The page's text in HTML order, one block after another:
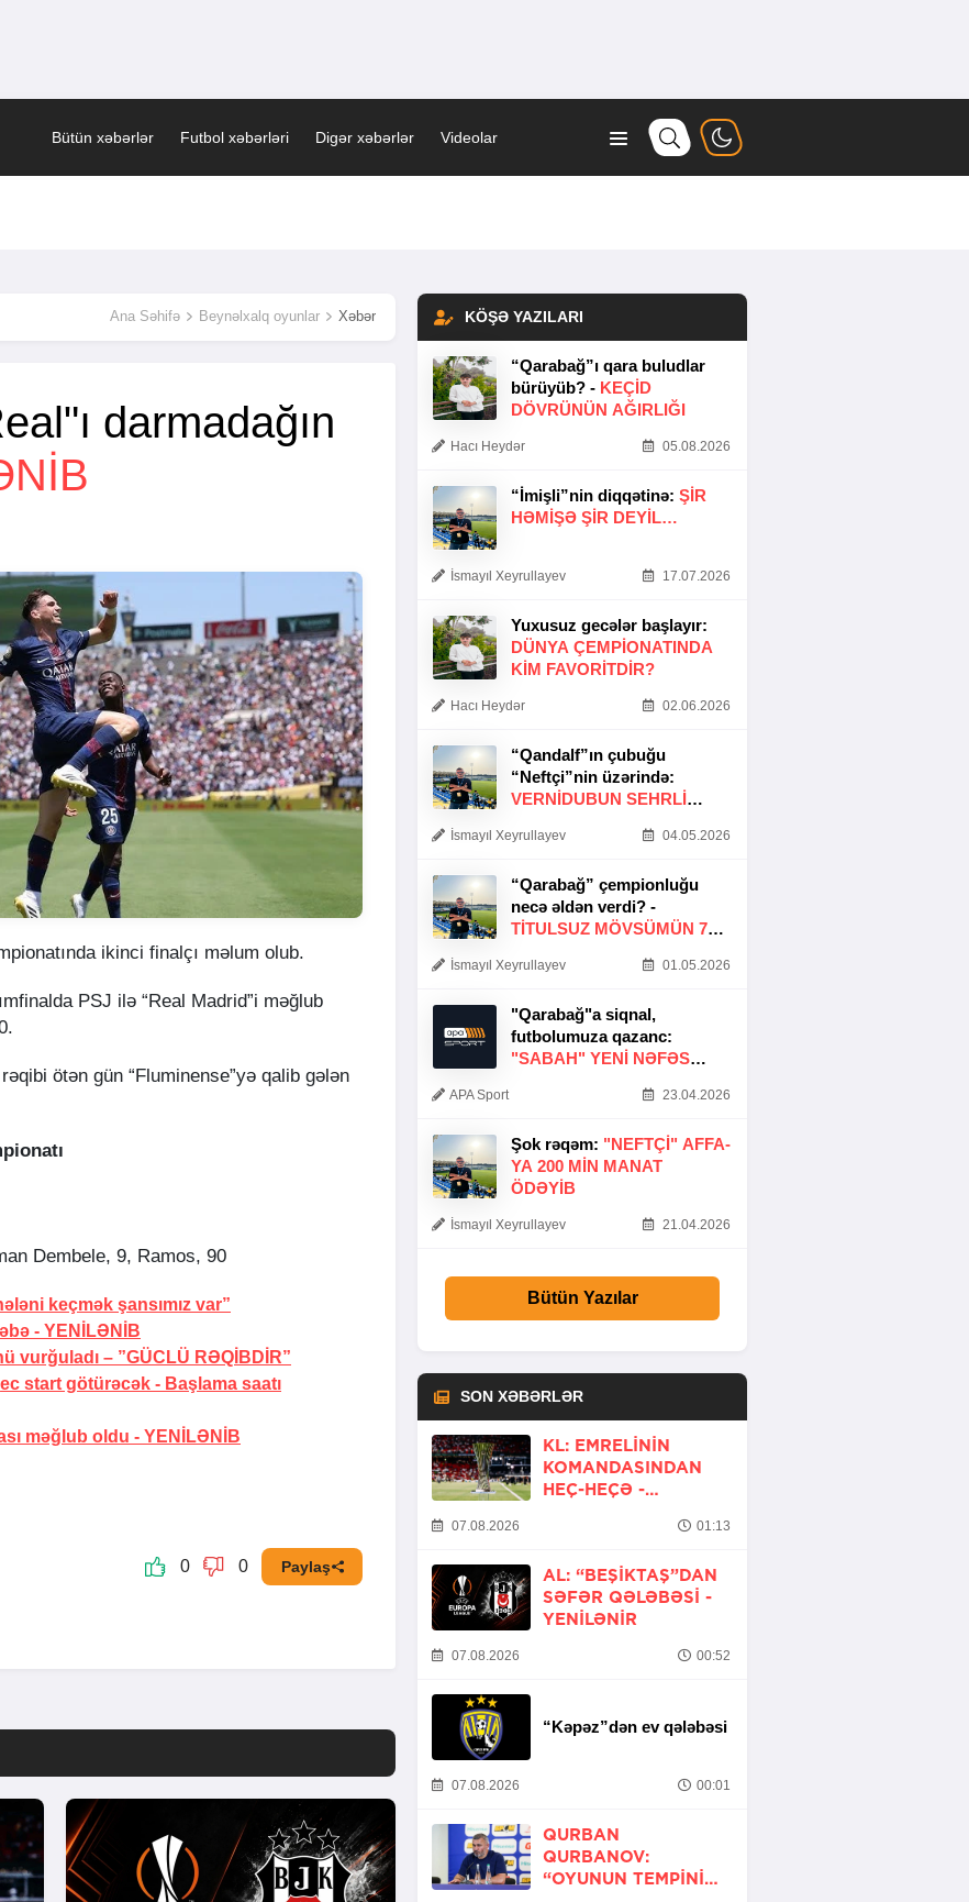
Bütün xəbərlər Futbol xəbərləri Digər xəbərlər Videolar
Ana Səhifə Beynəlxalq oyunlar Xəbər
darmadağın
ikinci finalçı məlum olub.
PSJ ilə “Real Madrid”i məğlub
ötən gün “Fluminense”yə qalib gələn
Dembele, 9, Ramos, 90
keçmək şansımız var”
- YENİLƏNİB
vurğuladı – ”GÜCLÜ RƏQİBDİR”
start götürəcək - Başlama saatı
məğlub oldu - YENİLƏNİB
0 0 Paylaş
KÖŞƏ YAZILARI
“Qarabağ”ı qara buludlar
bürüyüb? - KEÇID
DÖVRÜNÜN AĞIRLIĞI
Hacı Heydər 05.08.2026
“İmişli”nin diqqətinə: ŞIR
HƏMIŞƏ ŞIR DEYIL…
İsmayıl Xeyrullayev 17.07.2026
Yuxusuz gecələr başlayır:
DÜNYA ÇEMPIONATINDA
KIM FAVORITDIR?
Hacı Heydər 02.06.2026
“Qandalf”ın çubuğu
“Neftçi”nin üzərində:
VERNİDUBUN SEHRLİ
İsmayıl Xeyrullayev 04.05.2026
“Qarabağ” çempionluğu
necə əldən verdi? -
TITULSUZ MÖVSÜMÜN 7
İsmayıl Xeyrullayev 01.05.2026
"Qarabağ"a siqnal,
futbolumuza qazanc:
"SABAH" YENI NƏFƏS
APA Sport 23.04.2026
Şok rəqəm: "NEFTÇI" AFFA-
YA 200 MIN MANAT
ÖDƏYIB
İsmayıl Xeyrullayev 21.04.2026
Bütün Yazılar
SON XƏBƏRLƏR
KL: EMRELININ
KOMANDASINDAN
HEÇ-HEÇƏ -
07.08.2026 01:13
AL: “BEŞIKTAŞ”DAN
SƏFƏR QƏLƏBƏSI -
YENİLƏNİR
07.08.2026 00:52
“Kəpəz”dən ev qələbəsi
07.08.2026 00:01
QURBAN
QURBANOV:
“OYUNUN TEMPINI